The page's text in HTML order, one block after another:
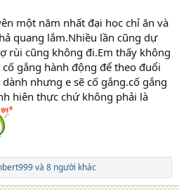
một năm nhất đại học chỉ ăn và
quang lắm.Nhiều lần cũng dự
rùi cũng không đi.Em thấy không
gắng hành động để theo đuổi
nhưng e sẽ cố gắng.cố gắng
hiên thực chứ không phải là
và 8 người khác